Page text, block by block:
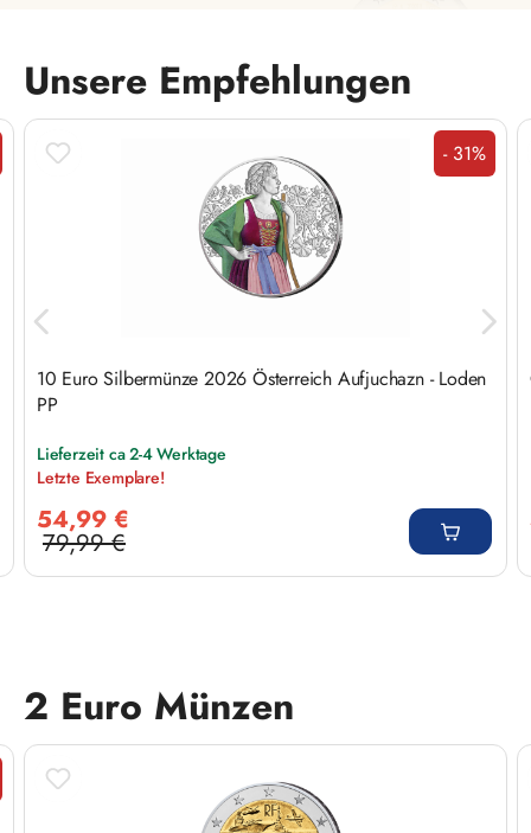
Produktgalerie überspringen
Unsere Empfehlungen
Rabatt
- 31%
10 Euro Silbermünze 2026 Österreich Aufjuchazn - Loden
PP
Lieferzeit ca 2-4 Werktage
Letzte Exemplare!
54,99 €
Regulärer Preis:
79,99 €
Produktgalerie überspringen
2 Euro Münzen